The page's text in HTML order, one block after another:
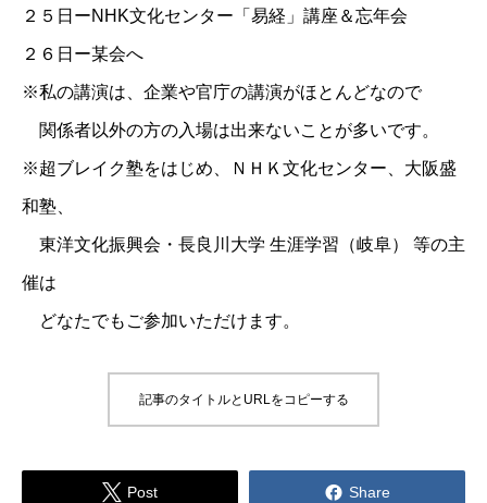
２５日ーNHK文化センター「易経」講座 ＆忘年会
２６日ー某会へ
※私の講演は、企業や官庁の講演がほとんどなので
関係者以外の方の入場は出来ないことが多いです。
※超ブレイク塾をはじめ、ＮＨＫ文化センター、大阪盛
和塾、
東洋文化振興会・長良川大学 生涯学習（岐阜） 等の主
催は
どなたでもご参加いただけます。
記事のタイトルとURLをコピーする
 Post  Share